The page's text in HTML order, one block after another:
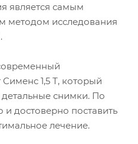
является самым
методом исследования
1,5 Т, который
снимки. По
достоверно поставить
лечение.